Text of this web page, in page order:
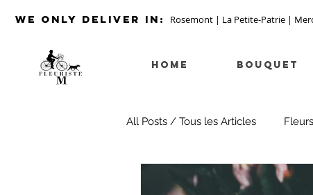
we ONLY DELIVER IN: Rosemont | La Petite-Patrie |
HOME Bouquet
All Posts / Tous les Articles